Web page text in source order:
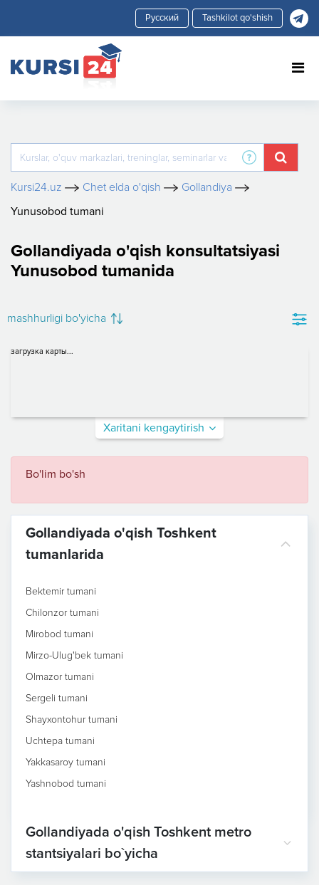
Tashkilot qo'shish
Kursi24.uz Chet elda o'qish
Gollandiya
Yunusobod tumani
Gollandiyada o'qish konsultatsiyasi
Yunusobod tumanida
mashhurligi bo'yicha
загрузка карты...
Xaritani kengaytirish
Bo'lim bo'sh
Gollandiyada o'qish Toshkent
tumanlarida
Bektemir tumani
Chilonzor tumani
Mirobod tumani
Mirzo-Ulug'bek tumani
Olmazor tumani
Sergeli tumani
Shayxontohur tumani
Uchtepa tumani
Yakkasaroy tumani
Yashnobod tumani
Gollandiyada o'qish Toshkent metro
stantsiyalari bo`yicha